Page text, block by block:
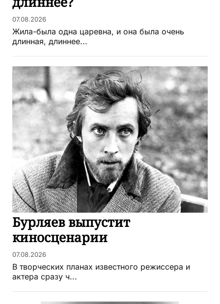
07.08.2026
Жила-была одна царевна, и она была очень
длинная, длиннее...
Бурляев выпустит
киносценарии
07.08.2026
В творческих планах известного режиссера и
актера сразу ч...